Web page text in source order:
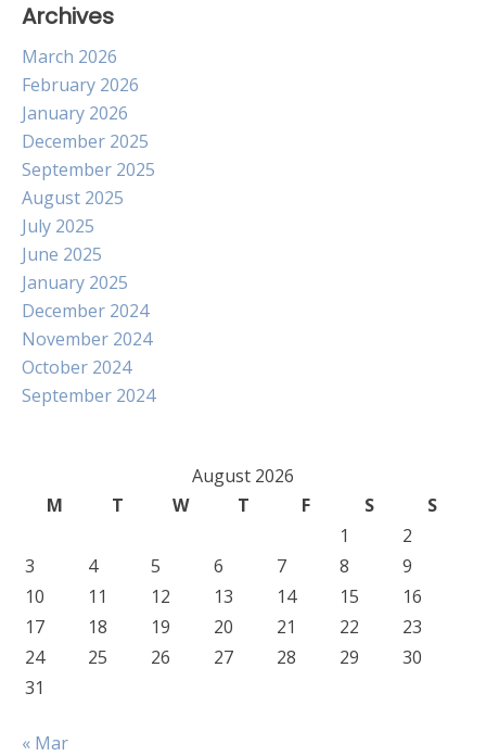
Archives
March 2026
February 2026
January 2026
December 2025
September 2025
August 2025
July 2025
June 2025
January 2025
December 2024
November 2024
October 2024
September 2024
August 2026
M
T W T F S
S
1
2
3
4 5 6 7 8
9
10
11 12 13 14 15
16
17
18 19 20 21 22
23
24
25 26 27 28 29
30
31
« Mar